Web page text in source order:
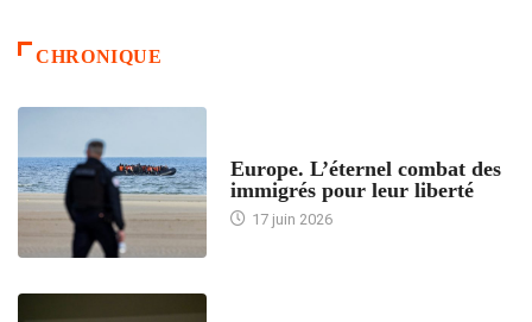
CHRONIQUE
Europe. L’éternel combat des
immigrés pour leur liberté
17 juin 2026